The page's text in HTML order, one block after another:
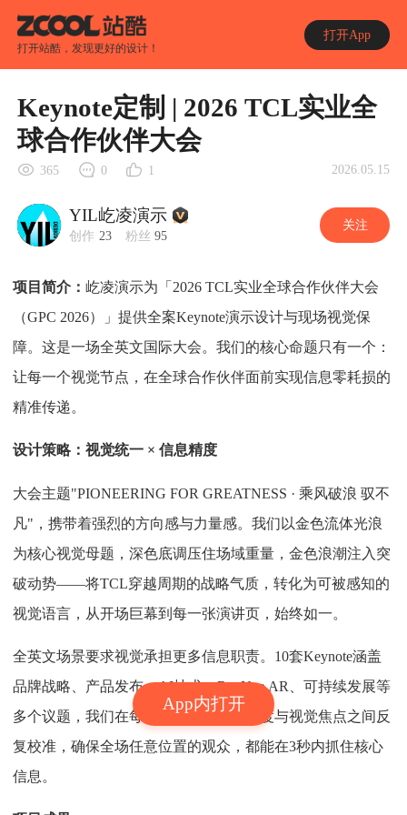
打开站酷，发现更好的设计！
打开App
App内打开
Keynote定制 | 2026 TCL实业全
球合作伙伴大会
365 0 1 2026.05.15
YIL屹凌演示
创作 23 粉丝 95
关注
项目简介：屹凌演示为「2026 TCL实业全球合作伙伴大会
（GPC 2026）」提供全案Keynote演示设计与现场视觉保
障。这是一场全英文国际大会。我们的核心命题只有一个：
让每一个视觉节点，在全球合作伙伴面前实现信息零耗损的
精准传递。
设计策略：视觉统一 × 信息精度
大会主题"PIONEERING FOR GREATNESS · 乘风破浪 驭不
凡"，携带着强烈的方向感与力量感。我们以金色流体光浪
为核心视觉母题，深色底调压住场域重量，金色浪潮注入突
破动势——将TCL穿越周期的战略气质，转化为可被感知的
视觉语言，从开场巨幕到每一张演讲页，始终如一。
全英文场景要求视觉承担更多信息职责。10套Keynote涵盖
品牌战略、产品发布、AI技术、RayNeo AR、可持续发展等
多个议题，我们在每张页面的层级、密度与视觉焦点之间反
复校准，确保全场任意位置的观众，都能在3秒内抓住核心
信息。